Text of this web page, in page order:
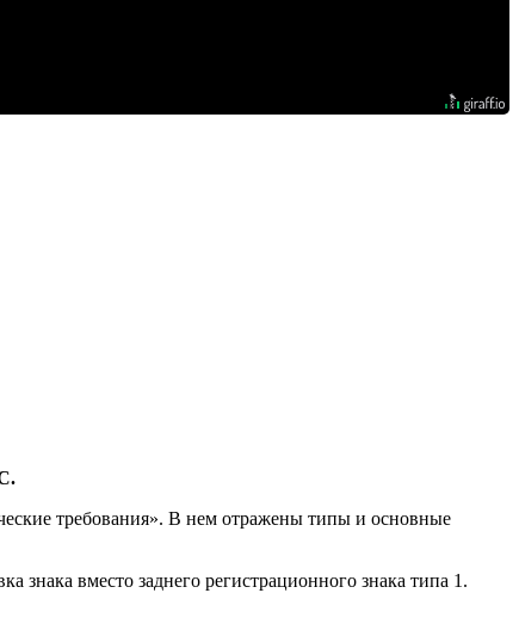
требования». В нем отражены типы и основные
вместо заднего регистрационного знака типа 1.